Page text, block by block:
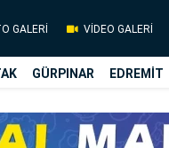
GALERİ VİDEO GALERİ
GÜRPINAR EDREMİT